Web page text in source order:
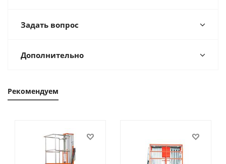
Задать вопрос
Дополнительно
Рекомендуем